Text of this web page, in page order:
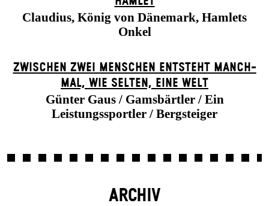
Claudius, König von Dänemark, Hamlets
Onkel
ZWISCHEN ZWEI MENSCHEN ENT­STEHT MANCH­
MAL, WIE SELTEN, EINE WELT
Günter Gaus / Gamsbärtler / Ein
Leistungssportler / Bergsteiger
ARCHIV